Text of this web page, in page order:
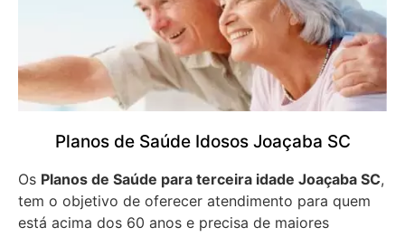
Planos de Saúde Idosos Joaçaba SC
Os Planos de Saúde para terceira idade Joaçaba SC,
tem o objetivo de oferecer atendimento para quem
está acima dos 60 anos e precisa de maiores